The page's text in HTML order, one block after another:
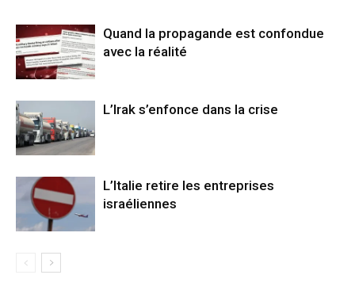
Quand la propagande est confondue
avec la réalité
L’Irak s’enfonce dans la crise
L’Italie retire les entreprises
israéliennes